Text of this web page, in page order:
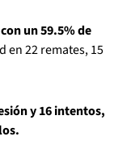
un 59.5% de
en 22 remates, 15
y 16 intentos,